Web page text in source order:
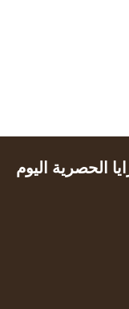
الحصرية اليوم